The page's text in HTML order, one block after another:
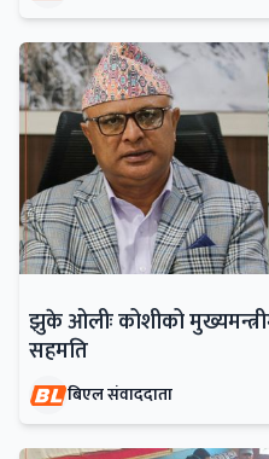
झुके ओलीः कोशीको
सहमति
बिएल संवाददाता